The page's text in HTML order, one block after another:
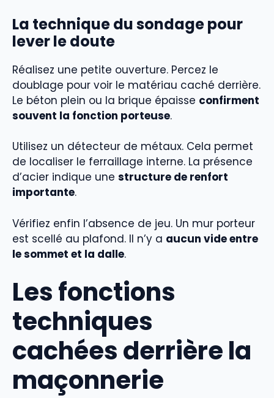
La technique du sondage pour
lever le doute
Réalisez une petite ouverture. Percez le
doublage pour voir le matériau caché derrière.
Le béton plein ou la brique épaisse confirment
souvent la fonction porteuse.
Utilisez un détecteur de métaux. Cela permet
de localiser le ferraillage interne. La présence
d’acier indique une structure de renfort
importante.
Vérifiez enfin l’absence de jeu. Un mur porteur
est scellé au plafond. Il n’y a aucun vide entre
le sommet et la dalle.
Les fonctions
techniques
cachées derrière la
maçonnerie